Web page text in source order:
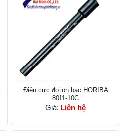
Điện cực đo ion bạc HORIBA
8011-10C
Giá: Liên hệ